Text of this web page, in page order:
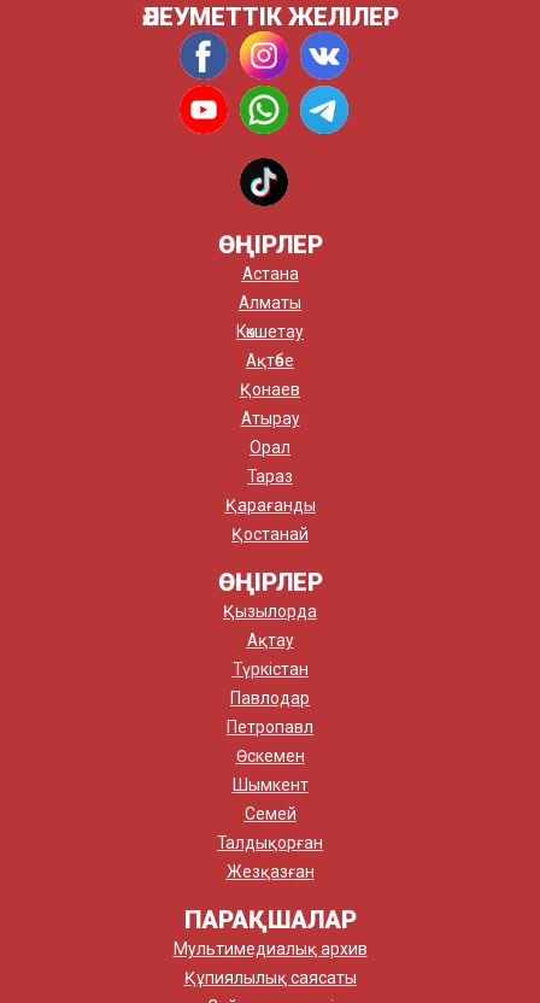
ӘЛЕУМЕТТІК ЖЕЛІЛЕР
ӨҢІРЛЕР
Астана
Алматы
Көкшетау
Ақтөбе
Қонаев
Атырау
Орал
Тараз
Қарағанды
Қостанай
ӨҢІРЛЕР
Қызылорда
Ақтау
Түркістан
Павлодар
Петропавл
Өскемен
Шымкент
Семей
Талдықорған
Жезқазған
ПАРАҚШАЛАР
Мультимедиалық архив
Құпиялылық саясаты